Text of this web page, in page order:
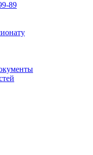
89